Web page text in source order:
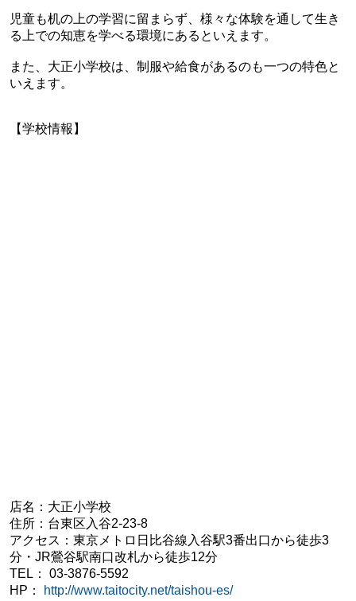
児童も机の上の学習に留まらず、様々な体験を通して生き
る上での知恵を学べる環境にあるといえます。
また、大正小学校は、制服や給食があるのも一つの特色と
いえます。
【学校情報】
店名：大正小学校
住所： 台東区入谷2-23-8
アクセス： 東京メトロ日比谷線入谷駅3番出口から徒歩3
分・ JR鶯谷駅南口改札から徒歩12分
TEL：
03-3876-5592
HP：
http://www.taitocity.net/taishou-es/